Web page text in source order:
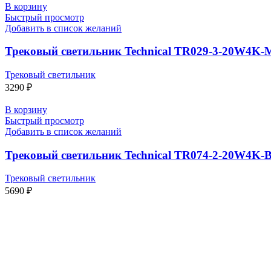
В корзину
Быстрый просмотр
Добавить в список желаний
Трековый светильник Technical TR029-3-20W4K-
Трековый светильник
3290 ₽
В корзину
Быстрый просмотр
Добавить в список желаний
Трековый светильник Technical TR074-2-20W4K-
Трековый светильник
5690 ₽